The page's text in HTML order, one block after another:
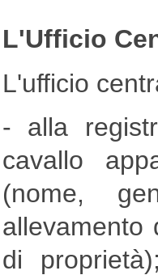
L'Ufficio
L'ufficio
- alla
cavallo
(nome,
allevamento
di